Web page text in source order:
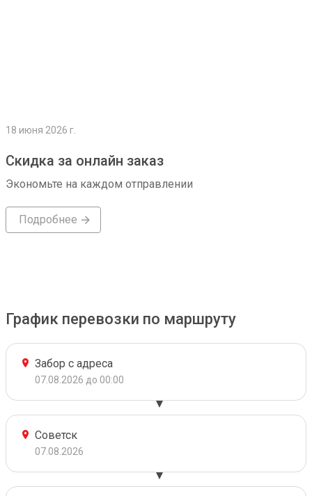
18 июня 2026 г.
Скидка за онлайн заказ
Экономьте на каждом отправлении
Подробнее
График перевозки по маршруту
Забор с адреса
07.08.2026 до 00:00
Советск
07.08.2026